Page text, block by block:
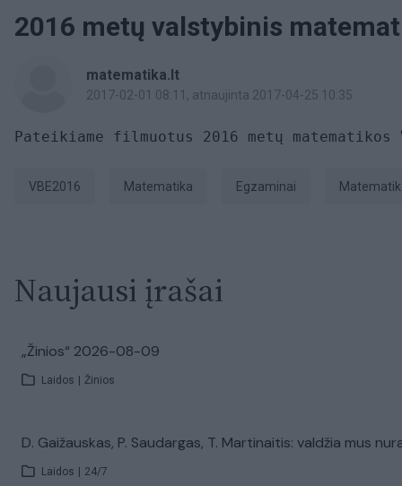
2016 metų valstybinis
matematika.lt
2017-02-01 08:11 , atnaujinta 2017-04-25 10:35
Pateikiame filmuotus 2016 metų
VBE2016 Matematika Egzaminai
Naujausi įrašai
„Žinios“ 2026-08-09
Laidos | Žinios
D. Gaižauskas, P. Saudargas, T. Martinaitis: valdžia mus
Laidos | 24/7